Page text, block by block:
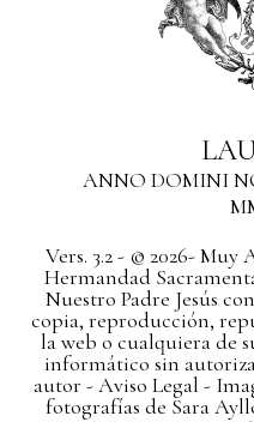
ANNO DOMINI
Vers. 3.2 - © 2026-
Hermandad
Nuestro Padre Jesús
copia, reproducción,
la web o cualquiera de
informático sin
autor - Aviso Legal -
fotografías de Sara